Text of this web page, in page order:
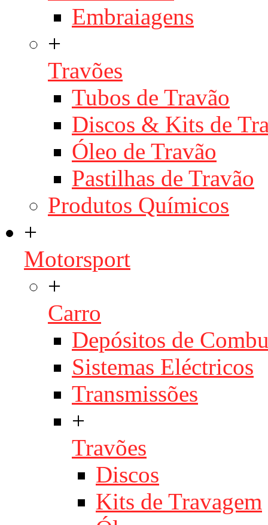
Embraiagens
+
Travões
Tubos de Travão
Discos & Kits de
Óleo de Travão
Pastilhas de Travão
Produtos Químicos
+
Motorsport
+
Carro
Depósitos de
Sistemas Eléctricos
Transmissões
+
Travões
Discos
Kits de Travagem